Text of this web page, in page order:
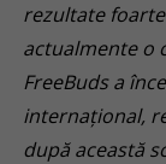
rezultate
actualmente o
FreeBuds a
internațional,
după această